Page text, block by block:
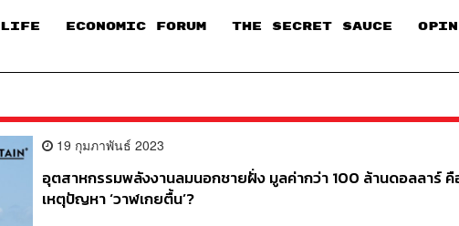
LIFE ECONOMIC FORUM THE SECRET SAUCE​
19 กุมภาพันธ์ 2023
อุตสาหกรรมพลังงานลมนอกชายฝั่ง มูลค่ากว่า 100 ล้านดอลลาร์
เหตุปัญหา ‘วาฬเกยตื้น’?